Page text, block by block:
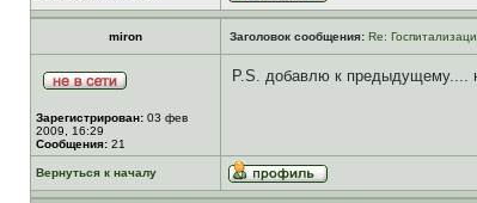
miron Заголовок сообщения: Re:
Зарегистрирован: 03 фев
2009, 16:29
Сообщения: 21
P.S. добавлю к предыдущему....
Вернуться к началу